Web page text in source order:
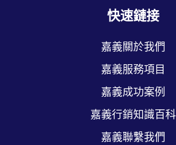
快速鏈接
嘉義關於我們
嘉義服務項目
嘉義成功案例
嘉義行銷知識百科
嘉義聯繫我們